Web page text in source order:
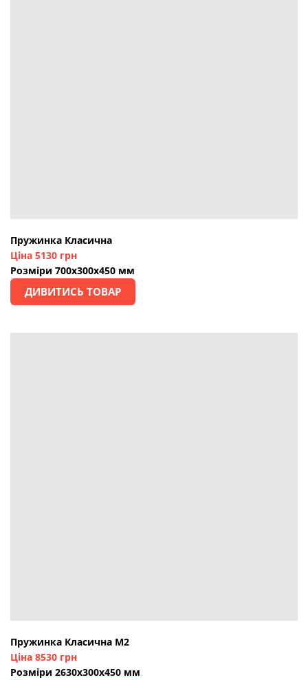
Пружинка Класична
Ціна 5130 грн
Розміри 700х300х450 мм
ДИВИТИСЬ ТОВАР
Пружинка Класична М2
Ціна 8530 грн
Розміри 2630х300х450 мм